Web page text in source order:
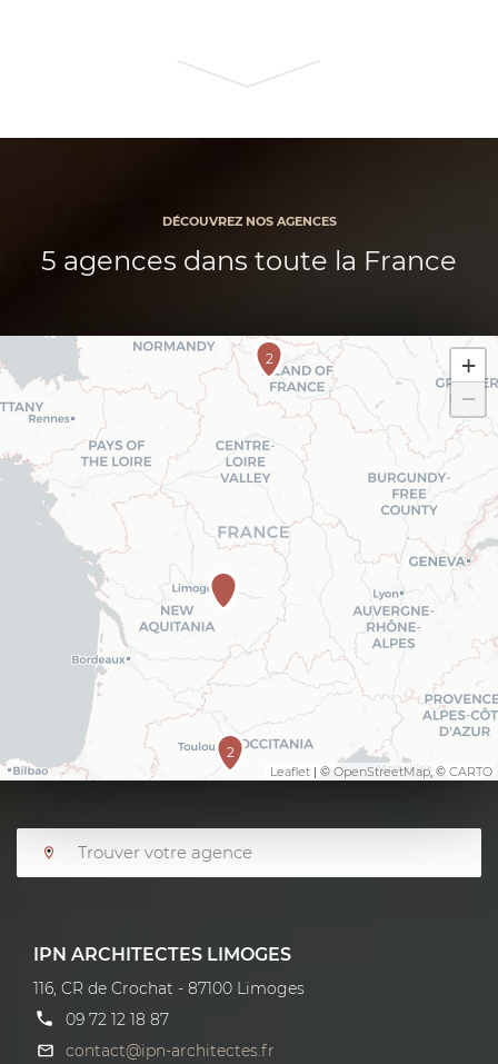
DÉCOUVREZ NOS AGENCES
5 agences dans toute la France
IPN ARCHITECTES LIMOGES
116, CR de Crochat - 87100 Limoges
09 72 12 18 87
contact@ipn-architectes.fr
2
2
+
−
Leaflet | © OpenStreetMap, © CARTO